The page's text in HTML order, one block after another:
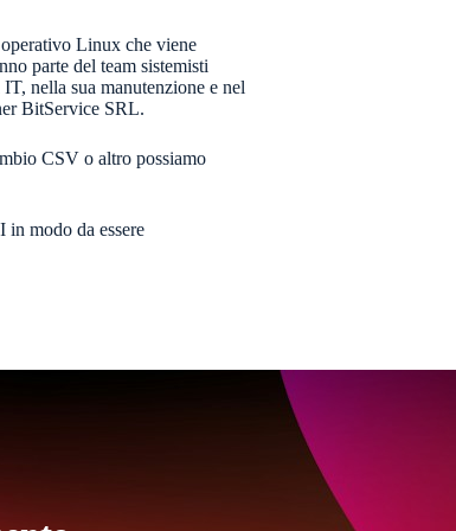
Linux che viene
parte del team sistemisti
nella sua manutenzione e nel
BitService SRL.
CSV o altro possiamo
modo da essere